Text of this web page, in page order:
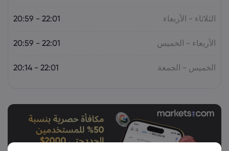
الثلاثاء - الأربعاء 22:01 - 20:59
الأربعاء - الخميس 22:01 - 20:59
الخميس - الجمعة 22:01 - 20:14